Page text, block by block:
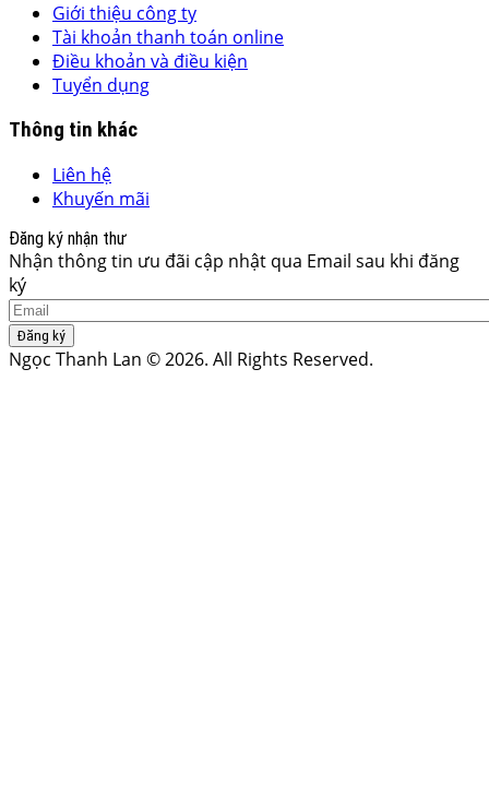
Giới thiệu công ty
Tài khoản thanh toán online
Điều khoản và điều kiện
Tuyển dụng
Thông tin khác
Liên hệ
Khuyến mãi
Đăng ký nhận thư
Nhận thông tin ưu đãi cập nhật qua Email sau khi đăng
ký
Đăng ký
Ngọc Thanh Lan © 2026. All Rights Reserved.